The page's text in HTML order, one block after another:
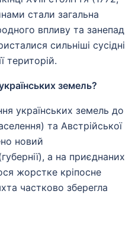
стали загальна
впливу та занепад
сильніші сусідні
територій.
земель?
українських земель до
та Австрійської
новий
а на приєднаних
жорстке кріпосне
частково зберегла